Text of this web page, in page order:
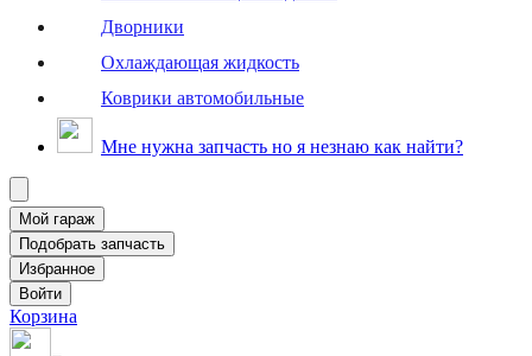
Дворники
Охлаждающая жидкость
Коврики автомобильные
Мне нужна запчасть но я незнаю как найти?
Корзина